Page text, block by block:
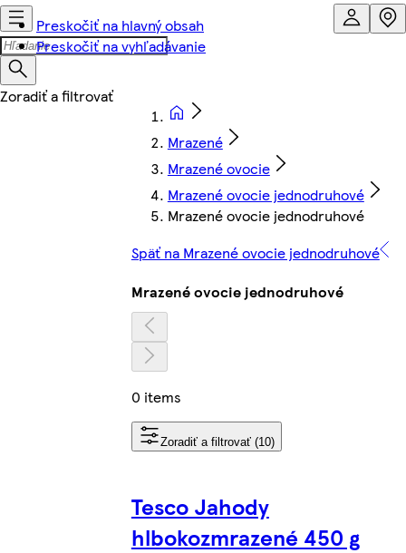
Preskočiť na hlavný obsah
Preskočiť na vyhľadávanie
Mrazené
Mrazené ovocie
Mrazené ovocie jednodruhové
Mrazené ovocie jednodruhové
Späť na Mrazené ovocie jednodruhové
Mrazené ovocie jednodruhové
0 items
Zoradiť a filtrovať (10)
Tesco Jahody
hlbokozmrazené 450 g